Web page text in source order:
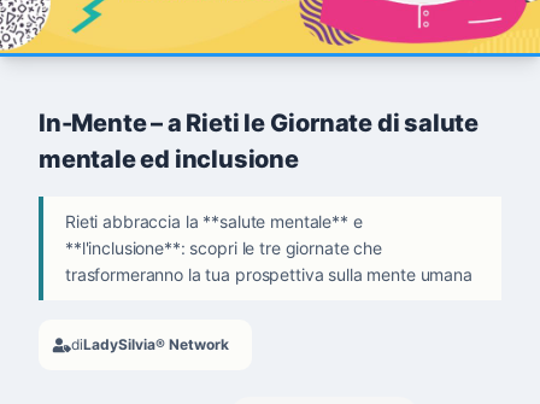
In-Mente – a Rieti le Giornate di salute
mentale ed inclusione
Rieti abbraccia la **salute mentale** e
**l'inclusione**: scopri le tre giornate che
trasformeranno la tua prospettiva sulla mente umana
diLadySilvia® Network